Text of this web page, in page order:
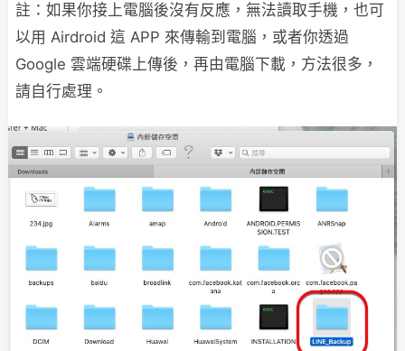
註：如果你接上電腦後沒有反應，無法讀取手機，也可
以用 Airdroid 這 APP 來傳輸到電腦，或者你透過
Google 雲端硬碟上傳後，再由電腦下載，方法很多，
請自行處理。